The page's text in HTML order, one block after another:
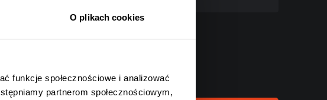
O plikach cookies
funkcje społecznościowe i analizować
partnerom społecznościowym,